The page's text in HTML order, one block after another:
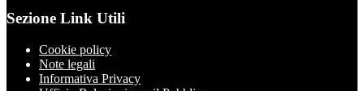
Sezione Link Utili
Cookie policy
Note legali
Informativa Privacy